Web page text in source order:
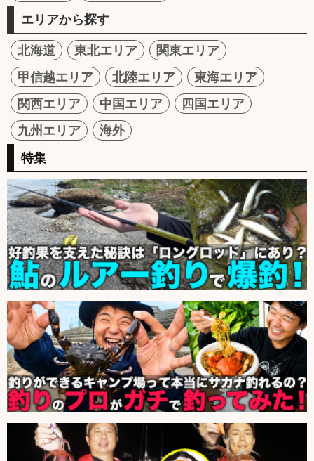
エリアから探す
北海道 東北エリア
関東エリア
甲信越エリア
北陸エリア
東海エリア
関西エリア
中国エリア
四国エリア
九州エリア
海外
特集